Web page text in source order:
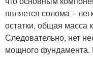
является солома –
остатки, общая масса
Следовательно, нет
мощного фундамента.